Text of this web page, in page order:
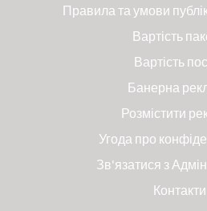
Правила та умови
Вартість
Вартість
Банерна
Розмістити
Угода про
Зв'язатися з
Контакти